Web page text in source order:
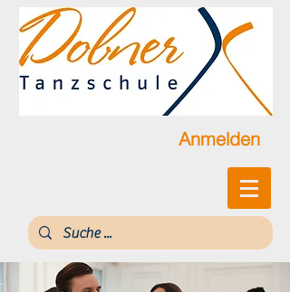
Anmelden